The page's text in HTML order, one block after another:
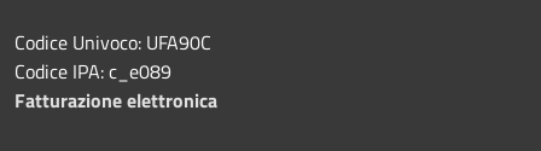
Codice Univoco: UFA90C
Codice IPA: c_e089
Fatturazione elettronica